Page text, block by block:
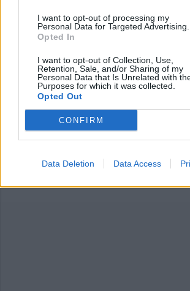
I want to opt-out of processing my
Personal Data for Targeted Advertising.
Opted In
I want to opt-out of Collection, Use,
Retention, Sale, and/or Sharing of my
Personal Data that Is Unrelated with
Purposes for which it was collected.
Opted Out
CONFIRM
Data Deletion Data Access
Commenti
Accedioregistratiper
articolo.
L'email è richiesta ma non verrà mostrata ai visitatori. Il
commento esprime il pensiero dell'autore e non
di VareseNews.it, che rimane autonoma e
commenti non sono testi giornalistici, ma post inviati dai
possono essere automaticamente pubblicati senza filtro
che includano uno o più link a siti esterni verranno